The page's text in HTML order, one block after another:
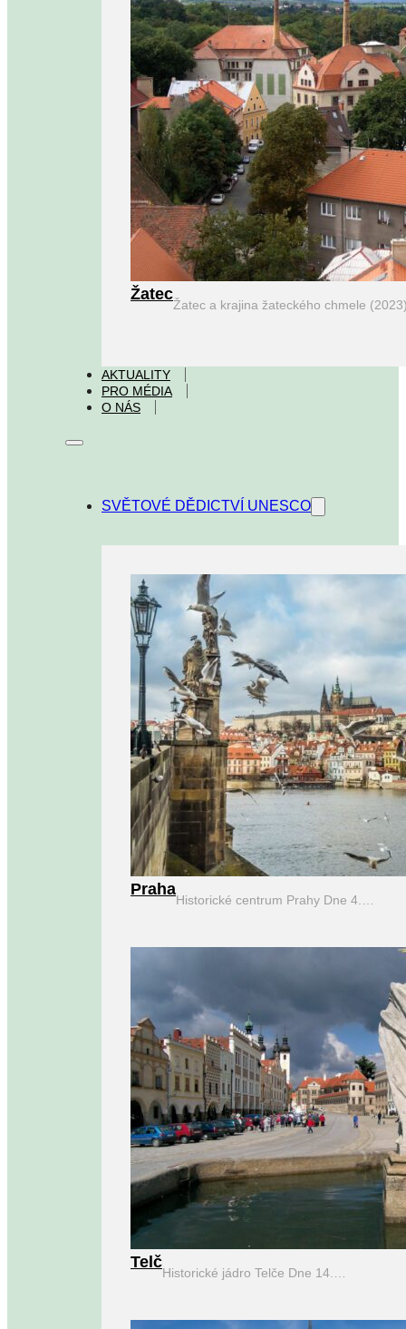
Žatec
Žatec a krajina žateckého chmele
AKTUALITY
PRO MÉDIA
O NÁS
SVĚTOVÉ DĚDICTVÍ UNESCO
Praha
Historické centrum Prahy Dne 4.…
Telč
Historické jádro Telče Dne 14.…